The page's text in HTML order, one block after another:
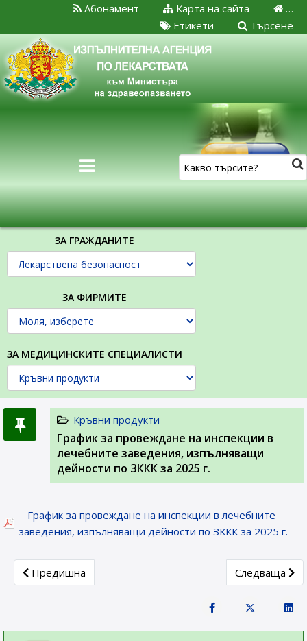
…
Карта на сайта
Абонамент
Търсене
Етикети
ЗА ГРАЖДАНИТЕ
ЗА ФИРМИТЕ
ЗА МЕДИЦИНСКИТЕ СПЕЦИАЛИСТИ
Кръвни продукти
График за провеждане на инспекции в
лечебните заведения, изпълняващи
дейности по ЗККК за 2025 г.
График за провеждане на инспекции в лечебните
заведения, изпълняващи дейности по ЗККК за 2025 г.
Previous article: Профилактични мерки в лечебните
Предишна Next article:
Следваща